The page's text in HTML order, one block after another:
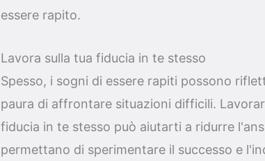
essere rapito.
Lavora sulla tua fiducia in te stesso
Spesso, i sogni di essere rapiti possono
paura di affrontare situazioni difficili.
fiducia in te stesso può aiutarti a ridurre
permettano di sperimentare il successo e